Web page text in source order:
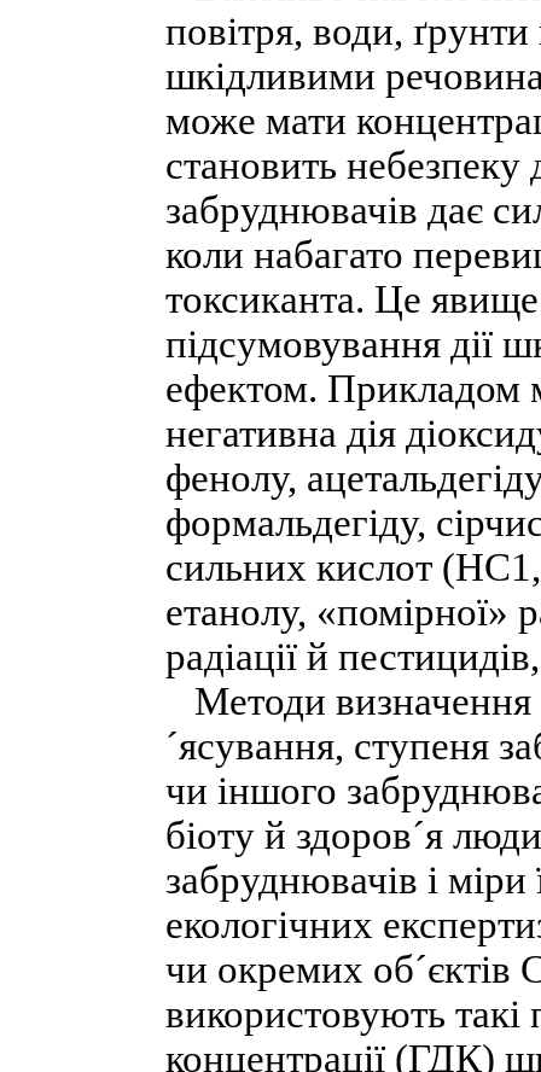
повітря, води,
шкідливими
може мати
становить небезпеку
забруднювачів дає
коли набагато
токсиканта. Це
підсумовування дії
ефектом. Прикладом
негативна дія
фенолу,
формальдегіду,
сильних кислот
етанолу, «помірної»
радіації й
Методи визначення
´ясування, ступеня
чи іншого
біоту й здоров´я
забруднювачів і
екологічних
чи окремих об´єктів
використовують
концентрації (ГДК)